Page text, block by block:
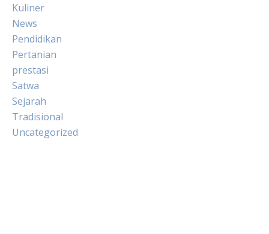
Kuliner
News
Pendidikan
Pertanian
prestasi
Satwa
Sejarah
Tradisional
Uncategorized